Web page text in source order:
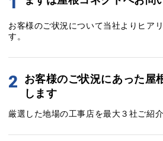
お客様のご状況について当社よりヒア
す。
2
お客様のご状況にあった屋
します
厳選した地場の工事店を最大３社ご紹